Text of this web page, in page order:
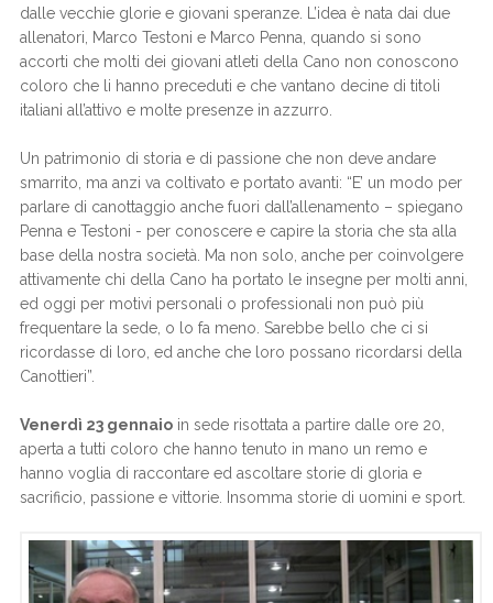
dalle vecchie glorie e giovani speranze. L’idea è nata dai due
allenatori, Marco Testoni e Marco Penna, quando si sono
accorti che molti dei giovani atleti della Cano non conoscono
coloro che li hanno preceduti e che vantano decine di titoli
italiani all’attivo e molte presenze in azzurro.
Un patrimonio di storia e di passione che non deve andare
smarrito, ma anzi va coltivato e portato avanti: “E’ un modo per
parlare di canottaggio anche fuori dall’allenamento – spiegano
Penna e Testoni - per conoscere e capire la storia che sta alla
base della nostra società. Ma non solo, anche per coinvolgere
attivamente chi della Cano ha portato le insegne per molti anni,
ed oggi per motivi personali o professionali non può più
frequentare la sede, o lo fa meno. Sarebbe bello che ci si
ricordasse di loro, ed anche che loro possano ricordarsi della
Canottieri”.
Venerdì 23 gennaioin sede risottata a partire dalle ore 20,
aperta a tutti coloro che hanno tenuto in mano un remo e
hanno voglia di raccontare ed ascoltare storie di gloria e
sacrificio, passione e vittorie. Insomma storie di uomini e sport.